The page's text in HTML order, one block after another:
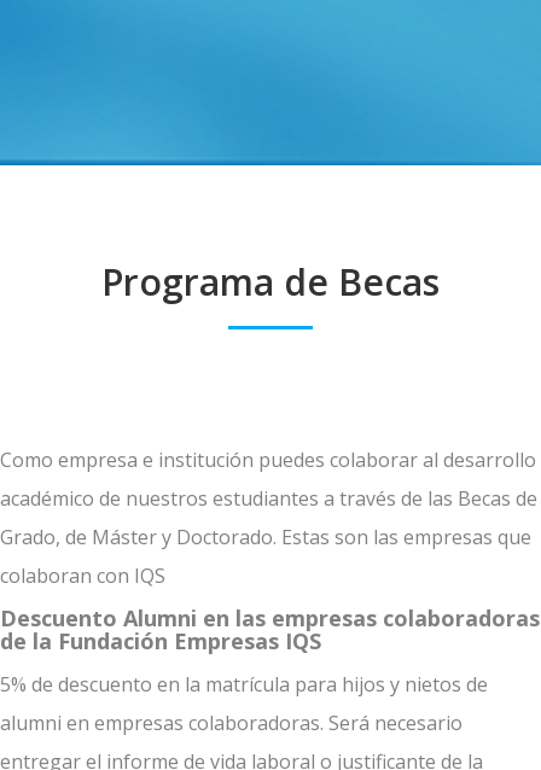
Programa de Becas
Como empresa e institución puedes colaborar al desarrollo
académico de nuestros estudiantes a través de las Becas de
Grado, de Máster y Doctorado. Estas son las empresas que
colaboran con IQS
Descuento Alumni en las empresas colaboradoras
de la Fundación Empresas IQS
5% de descuento en la matrícula para hijos y nietos de
alumni en empresas colaboradoras. Será necesario
entregar el informe de vida laboral o justificante de la